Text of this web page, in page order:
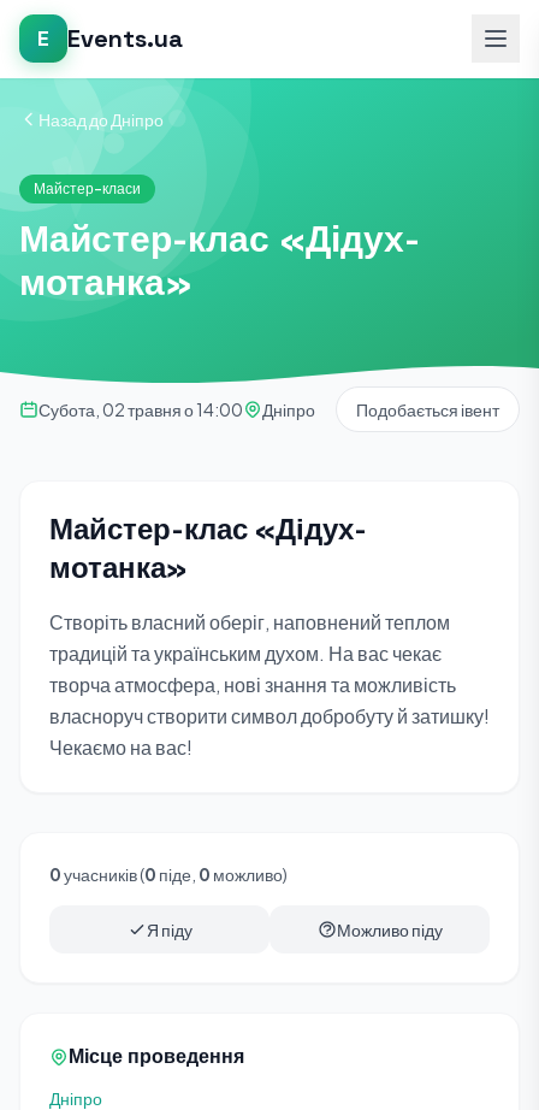
E Events.ua
Назад до Дніпро
Майстер-класи
Майстер-клас «Дідух-
мотанка»
Субота, 02 травня о 14:00 Дніпро Подобається івент
Майстер-клас «Дідух-
мотанка»
Створіть власний оберіг, наповнений теплом
традицій та українським духом. На вас чекає
творча атмосфера, нові знання та можливість
власноруч створити символ добробуту й затишку!
Чекаємо на вас!
0учасників (0 піде, 0 можливо)
Я піду Можливо піду
Місце проведення
Дніпро